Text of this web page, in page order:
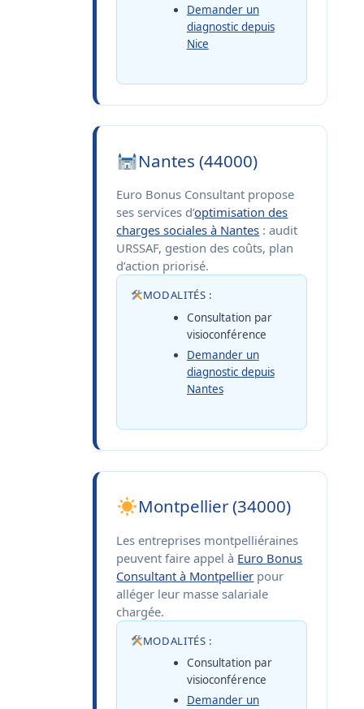
Demander un
diagnostic depuis
Nice
Nantes (44000)
Euro Bonus Consultant propose
ses services d’optimisation des
charges sociales à Nantes : audit
URSSAF, gestion des coûts, plan
d’action priorisé.
MODALITÉS :
Consultation par
visioconférence
Demander un
diagnostic depuis
Nantes
Montpellier (34000)
Les entreprises montpelliéraines
peuvent faire appel à Euro Bonus
Consultant à Montpellier pour
alléger leur masse salariale
chargée.
MODALITÉS :
Consultation par
visioconférence
Demander un